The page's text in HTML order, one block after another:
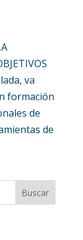
va
formación
de
de